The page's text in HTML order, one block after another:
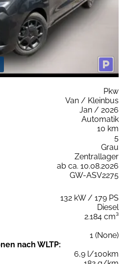
Pkw
Van / Kleinbus
Jan / 2026
Automatik
10 km
5
Grau
Zentrallager
ab ca. 10.08.2026
GW-ASV2275
132 kW / 179 PS
Diesel
2.184 cm³
1 (None)
nach WLTP:
6,9 l/100km